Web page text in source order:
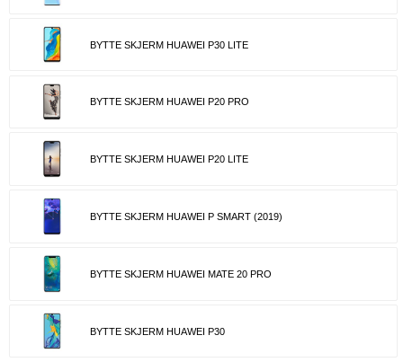
BYTTE SKJERM HUAWEI P30 LITE
BYTTE SKJERM HUAWEI P20 PRO
BYTTE SKJERM HUAWEI P20 LITE
BYTTE SKJERM HUAWEI P SMART (2019)
BYTTE SKJERM HUAWEI MATE 20 PRO
BYTTE SKJERM HUAWEI P30